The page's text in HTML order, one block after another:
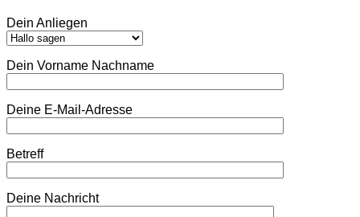
Dein Anliegen
Dein Vorname Nachname
Deine E-Mail-Adresse
Betreff
Deine Nachricht